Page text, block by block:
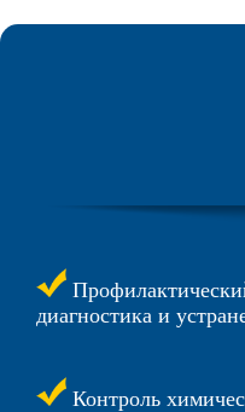
диагностика и
Контроль